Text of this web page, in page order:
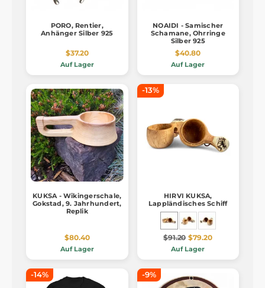
PORO, Rentier,
Anhänger Silber 925
$37.20
Auf Lager
NOAIDI - Samischer
Schamane, Ohrringe
Silber 925
$40.80
Auf Lager
KUKSA - Wikingerschale,
Gokstad, 9. Jahrhundert,
Replik
$80.40
Auf Lager
-13%
HIRVI KUKSA,
Lappländisches Schiff
$91.20 $79.20
Auf Lager
-14% -9%